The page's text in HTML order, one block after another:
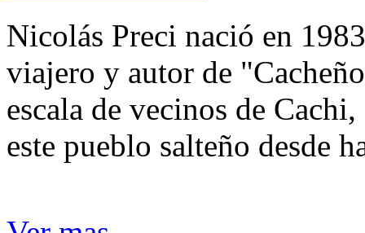
Nicolás Preci nació en
viajero y autor de
escala de vecinos de
este pueblo salteño desde